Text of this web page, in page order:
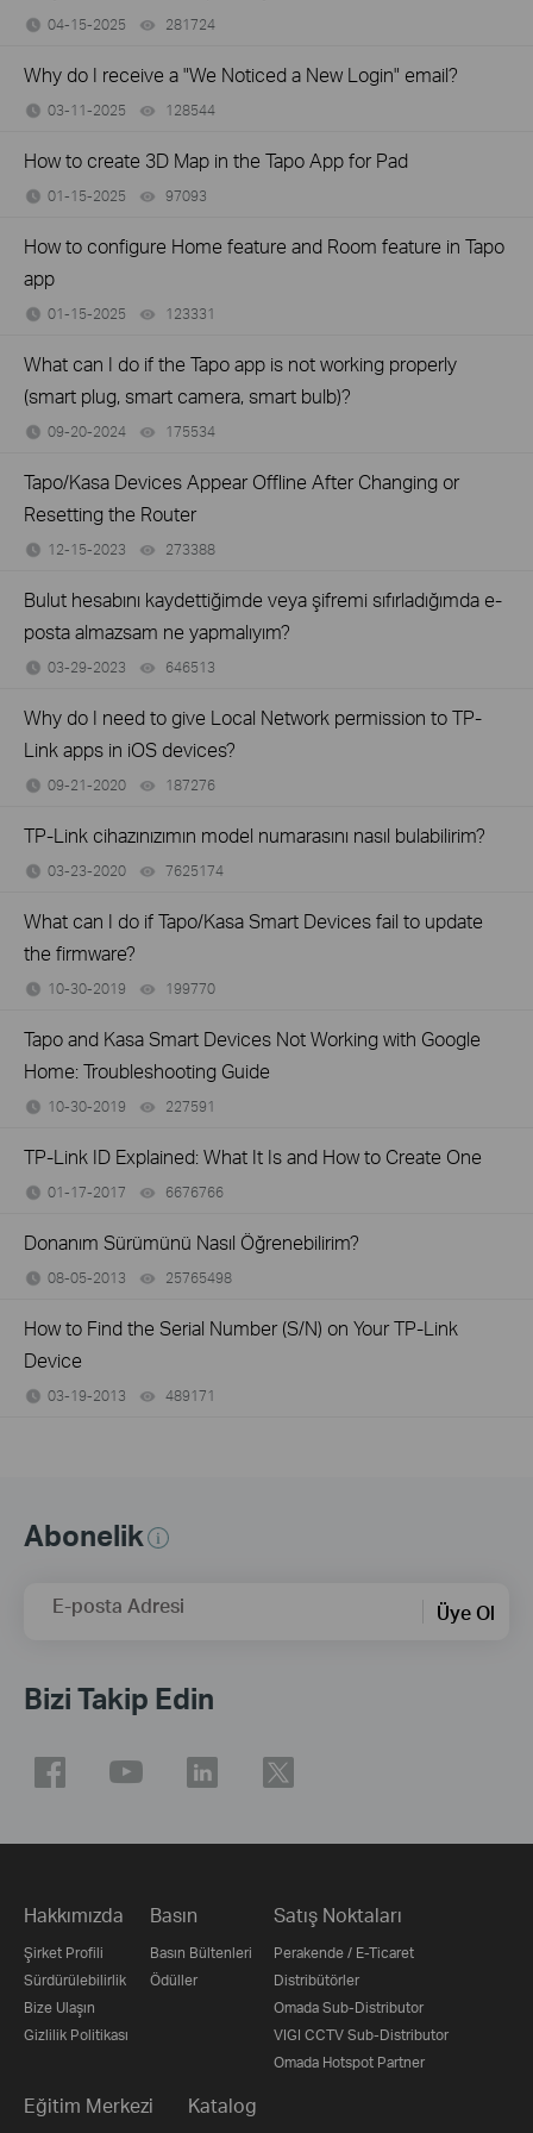
04-15-2025 281724
Why do I receive a "We Noticed a New Login" email?
03-11-2025 128544
How to create 3D Map in the Tapo App for Pad
01-15-2025 97093
How to configure Home feature and Room feature in Tapo
app
01-15-2025 123331
What can I do if the Tapo app is not working properly
(smart plug, smart camera, smart bulb)?
09-20-2024 175534
Tapo/Kasa Devices Appear Offline After Changing or
Resetting the Router
12-15-2023 273388
Bulut hesabını kaydettiğimde veya şifremi sıfırladığımda e-
posta almazsam ne yapmalıyım?
03-29-2023 646513
Why do I need to give Local Network permission to TP-
Link apps in iOS devices?
09-21-2020 187276
TP-Link cihazınızımın model numarasını nasıl bulabilirim?
03-23-2020 7625174
What can I do if Tapo/Kasa Smart Devices fail to update
the firmware?
10-30-2019 199770
Tapo and Kasa Smart Devices Not Working with Google
Home: Troubleshooting Guide
10-30-2019 227591
TP-Link ID Explained: What It Is and How to Create One
01-17-2017 6676766
Donanım Sürümünü Nasıl Öğrenebilirim?
08-05-2013 25765498
How to Find the Serial Number (S/N) on Your TP-Link
Device
03-19-2013 489171
Abonelik
E-posta Adresi Üye Ol
Bizi Takip Edin
Hakkımızda
Şirket Profili
Sürdürülebilirlik
Bize Ulaşın
Gizlilik Politikası
Basın
Basın Bültenleri
Ödüller
Satış Noktaları
Perakende / E-Ticaret
Distribütörler
Omada Sub-Distributor
VIGI CCTV Sub-Distributor
Omada Hotspot Partner
Eğitim Merkezi Katalog